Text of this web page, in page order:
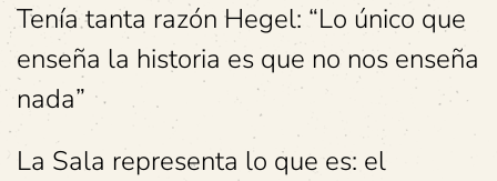
Tenía tanta razón Hegel: “Lo único que
enseña la historia es que no nos enseña
nada”
La Sala representa lo que es: el